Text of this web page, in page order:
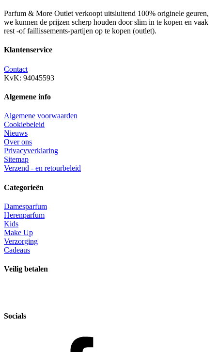
Parfum & More Outlet verkoopt uitsluitend 100% originele geuren,
we kunnen de prijzen scherp houden door slim in te kopen en vaak
rest -of faillissements-partijen op te kopen (outlet).
Klantenservice
Contact
KvK: 94045593
Algemene info
Algemene voorwaarden
Cookiebeleid
Nieuws
Over ons
Privacyverklaring
Sitemap
Verzend - en retourbeleid
Categorieën
Damesparfum
Herenparfum
Kids
Make Up
Verzorging
Cadeaus
Veilig betalen
Socials